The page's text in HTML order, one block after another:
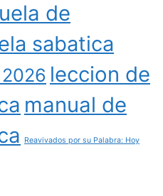
de
sabatica
leccion de
manual de
Reavivados por su Palabra: Hoy